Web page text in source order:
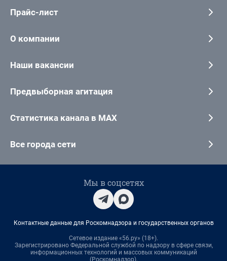
Прайс-лист
О компании
Наши вакансии
Предвыборная агитация
Статистика канала в MAX
Все города сети
Мы в соцсетях
Контактные данные для Роскомнадзора и государственных органов
Сетевое издание «56.ру» (18+).
Зарегистрировано Федеральной службой по надзору в сфере связи,
информационных технологий и массовых коммуникаций
(Роскомнадзор).